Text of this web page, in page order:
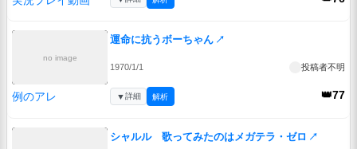
no image
運命に抗うボーちゃん ↗
1970/1/1 投稿者不明
例のアレ 👑77
▼詳細 解析
シャルル 歌ってみたのはメガテラ・ゼロ ↗